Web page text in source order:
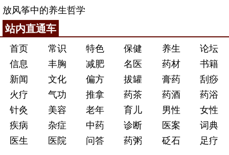
放风筝中的养生哲学
站内直通车
首页 常识 特色 保健 养生
论坛
信息
丰胸 减肥 名医 药材
书籍
新闻
文化 偏方 拔罐 膏药
刮痧
火疗
气功 推拿 药茶 药酒
药浴
针灸
美容 老年 育儿 男性
女性
疾病
杂症 中药 诊断 医案
词典
医生
医院 问答 药粥 砭石 足疗